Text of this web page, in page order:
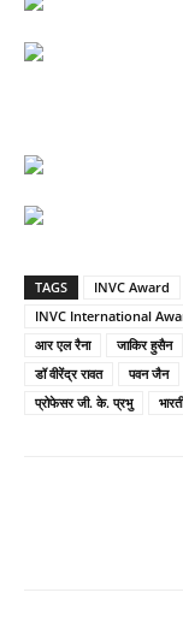
TAGS INVC Award
INVC International
आर एल रैना
जाकिर हुसैन
डॉ वीरेंद्र रावत
पवन जैन
प्रोफेसर जी. के. प्रभु